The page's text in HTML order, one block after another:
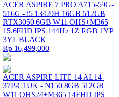
ACER ASPIRE 7 PRO A715-59G-
516G - i5 13420H 16GB 512GB
RTX3050 6GB W11 OHS+M365
15.6FHD IPS 144Hz 1Z RGB 1YP-
3YL BLACK
Rp 16,499,000
ACER ASPIRE LITE 14 AL14-
37P-C1UK - N150 8GB 512GB
W11 OHS24+M365 14FHD IPS